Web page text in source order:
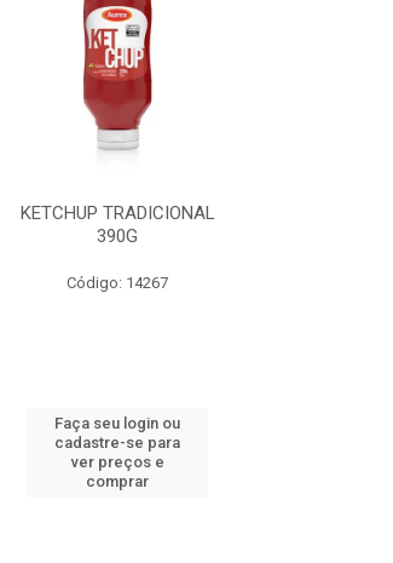
KETCHUP TRADICIONAL
390G
Código: 14267
Faça seu login ou
cadastre-se para
ver preços e
comprar